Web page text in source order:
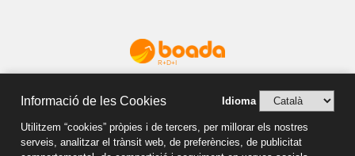
R+D+I
Informació de les Cookies Idioma
Utilitzem “cookies” pròpies i de tercers, per millorar els nostres
serveis, analitzar el trànsit web, de preferències, de publicitat